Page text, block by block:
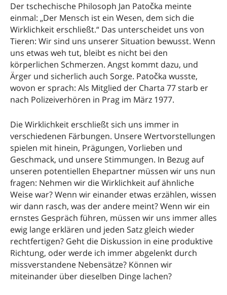
Der tschechische Philosoph Jan Patočka meinte
einmal: „Der Mensch ist ein Wesen, dem sich die
Wirklichkeit erschließt.“ Das unterscheidet uns von
Tieren: Wir sind uns unserer Situation bewusst. Wenn
uns etwas weh tut, bleibt es nicht bei den
körperlichen Schmerzen. Angst kommt dazu, und
Ärger und sicherlich auch Sorge. Patočka wusste,
wovon er sprach: Als Mitglied der Charta 77 starb er
nach Polizeiverhören in Prag im März 1977.
Die Wirklichkeit erschließt sich uns immer in
verschiedenen Färbungen. Unsere Wertvorstellungen
spielen mit hinein, Prägungen, Vorlieben und
Geschmack, und unsere Stimmungen. In Bezug auf
unseren potentiellen Ehepartner müssen wir uns nun
fragen: Nehmen wir die Wirklichkeit auf ähnliche
Weise war? Wenn wir einander etwas erzählen, wissen
wir dann rasch, was der andere meint? Wenn wir ein
ernstes Gespräch führen, müssen wir uns immer alles
ewig lange erklären und jeden Satz gleich wieder
rechtfertigen? Geht die Diskussion in eine produktive
Richtung, oder werde ich immer abgelenkt durch
missverstandene Nebensätze? Können wir
miteinander über dieselben Dinge lachen?